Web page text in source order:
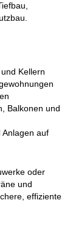
Kellern
Balkonen und
Anlagen auf
oder
und
effiziente